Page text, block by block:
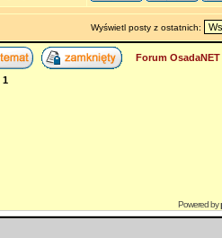
Wyświetl posty z ostatnich:
Forum
1
Powered by